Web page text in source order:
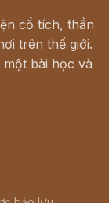
cổ tích, thần
trên thế giới.
bài học và